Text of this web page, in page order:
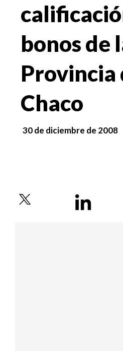
bonos de
Provincia
Chaco
30 de diciembre de 2008